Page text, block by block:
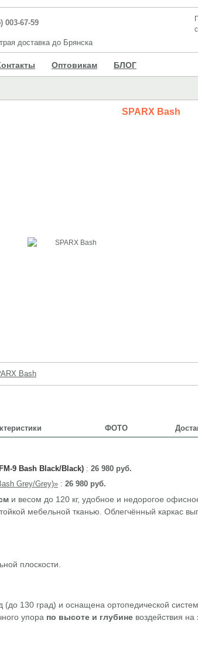
003-67-59
доставка до Брянска
Оптовикам БЛОГ
SPARX Bash
Bash
ФОТО
9 Bash Black/Black) : 26 980 руб.
Grey/Grey)» : 26 980 руб.
и весом до 120 кг, удобное и недорогое
мебельной тканью. Облегчённый каркас
плоскости.
(до 130 град) и оснащена ортопедической
упора по высоте и глубине воздействия на